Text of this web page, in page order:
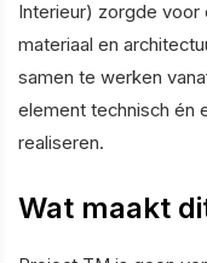
Interieur) zorgde voor
materiaal en
samen te werken
element technisch én
realiseren.
Wat maakt